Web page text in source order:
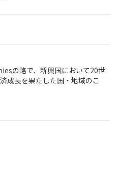
の略で、新興国において20世
成長を果たした国・地域のこ